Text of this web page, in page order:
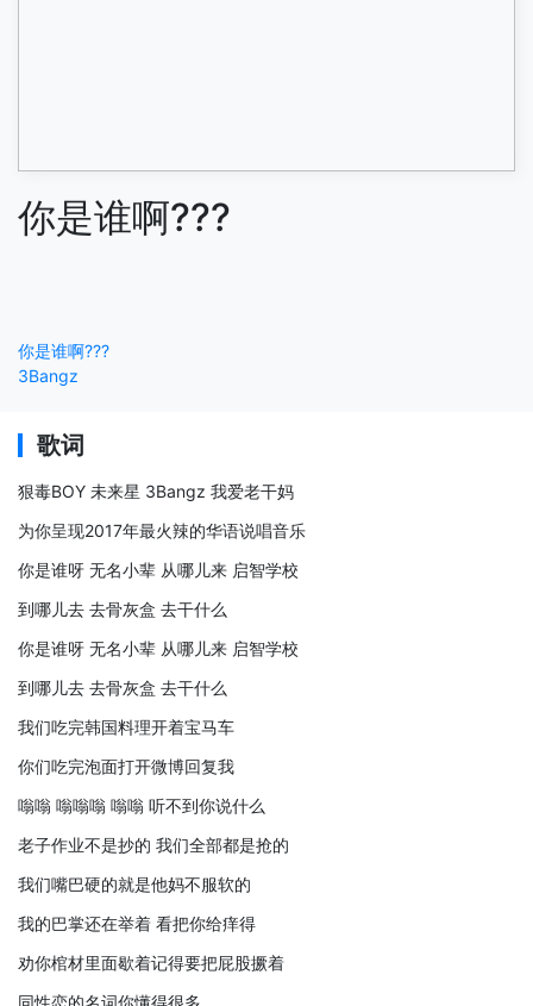
你是谁啊???
你是谁啊???
3Bangz
歌词
狠毒BOY 未来星 3Bangz 我爱老干妈
为你呈现2017年最火辣的华语说唱音乐
你是谁呀 无名小辈 从哪儿来 启智学校
到哪儿去 去骨灰盒 去干什么
你是谁呀 无名小辈 从哪儿来 启智学校
到哪儿去 去骨灰盒 去干什么
我们吃完韩国料理开着宝马车
你们吃完泡面打开微博回复我
嗡嗡 嗡嗡嗡 嗡嗡 听不到你说什么
老子作业不是抄的 我们全部都是抢的
我们嘴巴硬的就是他妈不服软的
我的巴掌还在举着 看把你给痒得
劝你棺材里面歇着记得要把屁股撅着
同性恋的名词你懂得很多